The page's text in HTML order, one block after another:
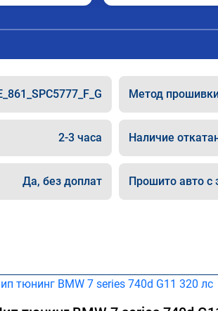
Метод
2-3 часа Наличие
Да, без доплат Прошито авто с